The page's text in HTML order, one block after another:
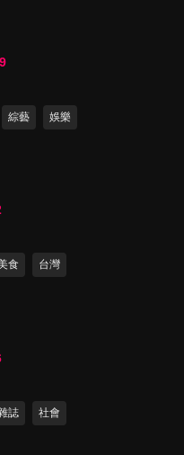
】富邦五本柱合體！
球啦啦隊 Tokki Cutie
球啦啦隊 Tokki Cutie
雲,十一專訪
Little witches小魔女
吳瑞律專訪
綜藝 娛樂
食 台灣
誌 社會